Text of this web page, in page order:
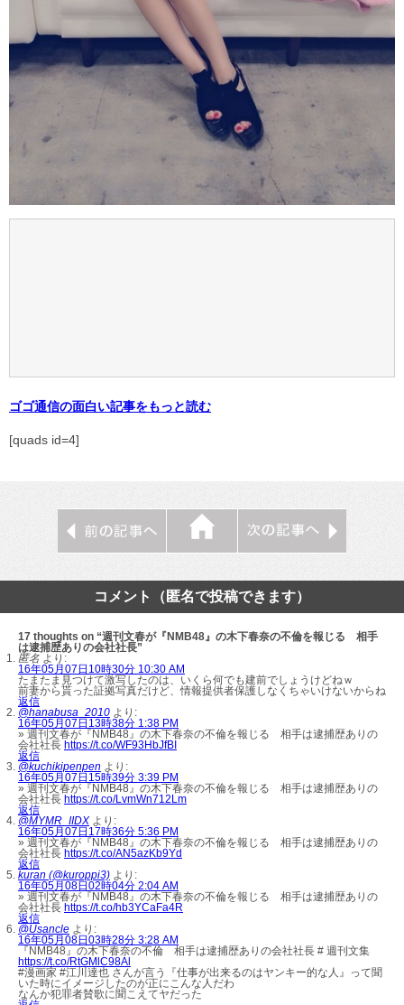
ゴゴ通信の面白い記事をもっと読む
[quads id=4]
コメント（匿名で投稿できます）
17 thoughts on “週刊文春が『NMB48』の木下春奈の不倫を報じる 相手
は逮捕歴ありの会社社長”
匿名 より:
16年05月07日10時30分 10:30 AM
たまたま見つけて激写したのは、いくら何でも建前でしょうけどねｗ
前妻から貰った証拠写真だけど、情報提供者保護しなくちゃいけないからね
返信
@hanabusa_2010 より:
16年05月07日13時38分 1:38 PM
» 週刊文春が『NMB48』の木下春奈の不倫を報じる 相手は逮捕歴ありの
会社社長 https://t.co/WF93HbJfBI
返信
@kuchikipenpen より:
16年05月07日15時39分 3:39 PM
» 週刊文春が『NMB48』の木下春奈の不倫を報じる 相手は逮捕歴ありの
会社社長 https://t.co/LvmWn712Lm
返信
@MYMR_IIDX より:
16年05月07日17時36分 5:36 PM
» 週刊文春が『NMB48』の木下春奈の不倫を報じる 相手は逮捕歴ありの
会社社長 https://t.co/AN5azKb9Yd
返信
kuran (@kuroppi3) より:
16年05月08日02時04分 2:04 AM
» 週刊文春が『NMB48』の木下春奈の不倫を報じる 相手は逮捕歴ありの
会社社長 https://t.co/hb3YCaFa4R
返信
@Usancle より:
16年05月08日03時28分 3:28 AM
『NMB48』の木下春奈の不倫 相手は逮捕歴ありの会社社長 # 週刊文集
https://t.co/RtGMlC98Al
#漫画家 #江川達也 さんが言う『仕事が出来るのはヤンキー的な人』って聞
いた時にイメージしたのが正にこんな人だわ
なんか犯罪者賛歌に聞こえてヤだった